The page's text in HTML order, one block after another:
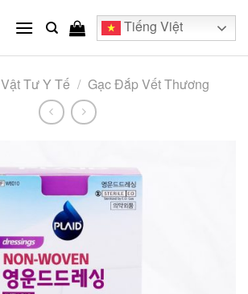
Tiếng Việt
Vật Tư Y Tế / Gạc Đắp Vết Thương